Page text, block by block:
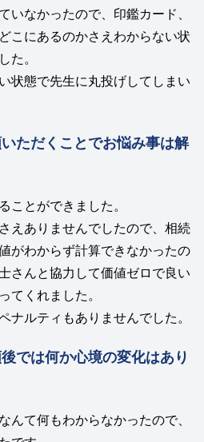
いなかったので、印鑑カード、
こにあるのかさえわからない状
た。
状態で先生に丸投げしてしまい
ただくことでお悩み事は解
ことができました。
えありませんでしたので、相続
がわからず計算できなかったの
さんと協力して価値ゼロで良い
てくれました。
ナルティもありませんでした。
では何か心境の変化はあり
んて何もわからなかったので、